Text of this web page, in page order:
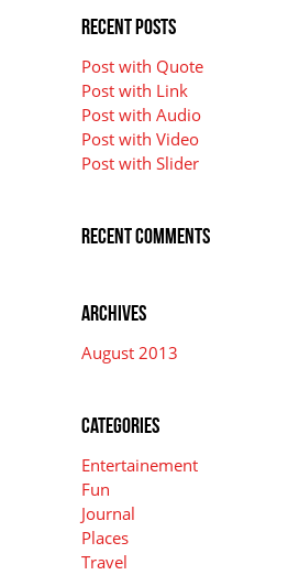
Recent Posts
Post with Quote
Post with Link
Post with Audio
Post with Video
Post with Slider
Recent Comments
Archives
August 2013
Categories
Entertainement
Fun
Journal
Places
Travel